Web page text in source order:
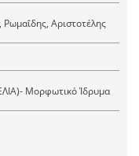
Μορφωτικό Ίδρυμα